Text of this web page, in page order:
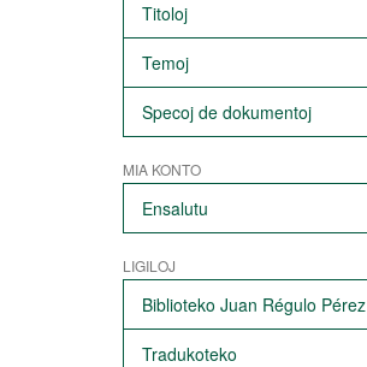
Titoloj
Temoj
Specoj de dokumentoj
MIA KONTO
Ensalutu
LIGILOJ
Biblioteko Juan Régulo Pérez
Tradukoteko